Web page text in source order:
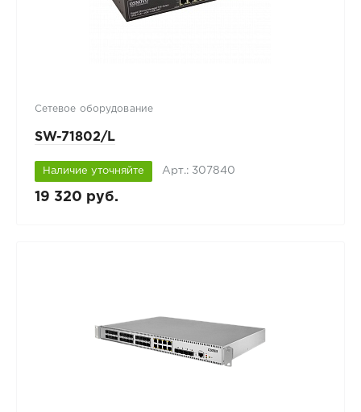
Сетевое оборудование
SW-71802/L
Наличие уточняйте Арт.: 307840
19 320 руб.